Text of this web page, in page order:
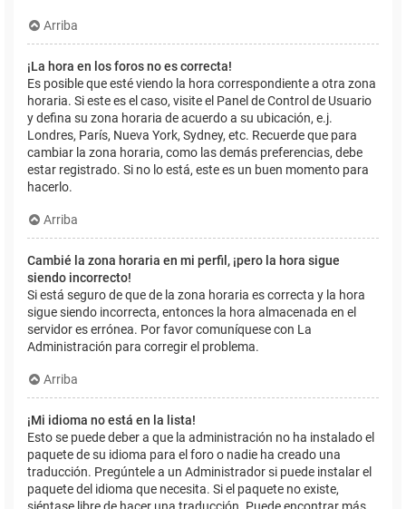
Arriba
¡La hora en los foros no es correcta!
Es posible que esté viendo la hora correspondiente a otra zona
horaria. Si este es el caso, visite el Panel de Control de Usuario
y defina su zona horaria de acuerdo a su ubicación, e.j.
Londres, París, Nueva York, Sydney, etc. Recuerde que para
cambiar la zona horaria, como las demás preferencias, debe
estar registrado. Si no lo está, este es un buen momento para
hacerlo.
Arriba
Cambié la zona horaria en mi perfil, ¡pero la hora sigue
siendo incorrecto!
Si está seguro de que de la zona horaria es correcta y la hora
sigue siendo incorrecta, entonces la hora almacenada en el
servidor es errónea. Por favor comuníquese con La
Administración para corregir el problema.
Arriba
¡Mi idioma no está en la lista!
Esto se puede deber a que la administración no ha instalado el
paquete de su idioma para el foro o nadie ha creado una
traducción. Pregúntele a un Administrador si puede instalar el
paquete del idioma que necesita. Si el paquete no existe,
siéntase libre de hacer una traducción. Puede encontrar más